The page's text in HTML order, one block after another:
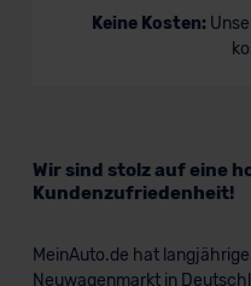
Keine Kosten:
Wir sind stolz auf eine
Kundenzufriedenheit!
MeinAuto.de hat
Neuwagenmarkt in